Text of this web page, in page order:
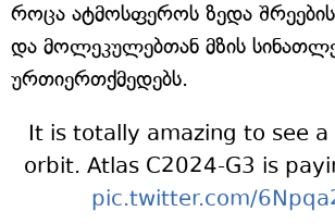
როცა ატმოსფეროს ზედა
და მოლეკულებთან მზის
ურთიერთქმედებს.
It is totally amazing to see
orbit. Atlas C2024-G3 is
pic.twitter.com/